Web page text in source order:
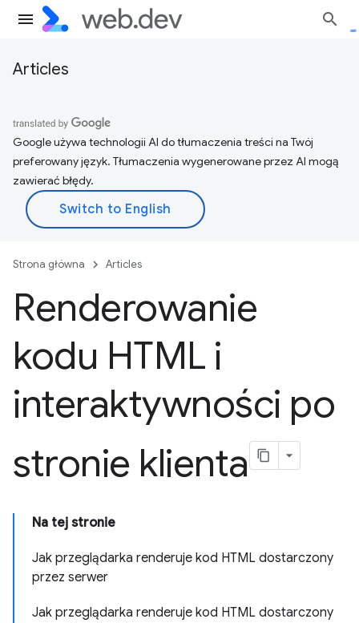
Articles
Google używa technologii AI do tłumaczenia treści na Twój
preferowany język. Tłumaczenia wygenerowane przez AI mogą
zawierać błędy.
Strona główna Articles
Renderowanie
kodu HTML i
interaktywności po
stronie klienta
Na tej stronie
Jak przeglądarka renderuje kod HTML dostarczony
przez serwer
Jak przeglądarka renderuje kod HTML dostarczony